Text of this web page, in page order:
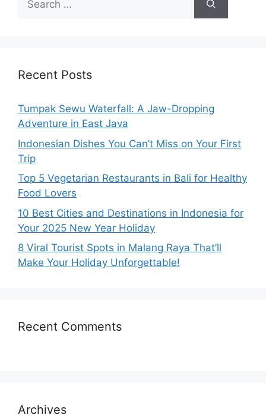
Recent Posts
Tumpak Sewu Waterfall: A Jaw-Dropping
Adventure in East Java
Indonesian Dishes You Can’t Miss on Your First
Trip
Top 5 Vegetarian Restaurants in Bali for Healthy
Food Lovers
10 Best Cities and Destinations in Indonesia for
Your 2025 New Year Holiday
8 Viral Tourist Spots in Malang Raya That’ll
Make Your Holiday Unforgettable!
Recent Comments
Archives